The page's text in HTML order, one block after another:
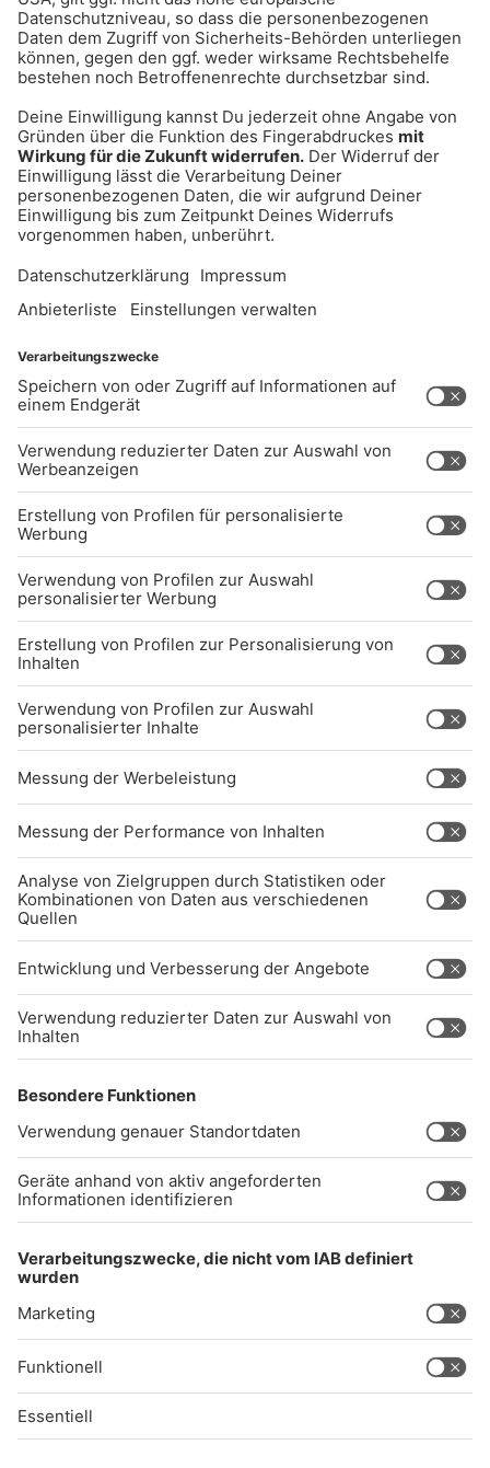
UNTERNEHMEN
Kontakt
Jobs
Sendeempfang
Über uns
BARRIEREFREIHEIT: WIR ARBEITEN DERZEIT
AKTIV DARAN, UNSERE WEBSITE
BARRIEREFREI ZU GESTALTEN - GEMÄSS D
EN ANFORDERUNGEN DES B
ARRIEREFREIHEITSSTÄRKUNGSGESETZES. W
ENN SIE AUF BARRIEREN STOSSEN ODER UN
NTAKTIEREN SIE UNS GERNE.
Studio-Hotline
(089) 38 38 38 38
info@radiogong.de
Impressum
Audiothek
Unexpected Application Error!
crypto.randomUUID is not a function